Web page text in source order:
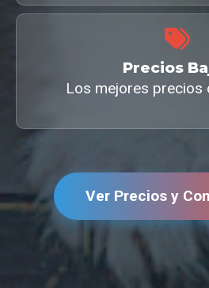
Precios
Los mejores precios
Ver Precios y